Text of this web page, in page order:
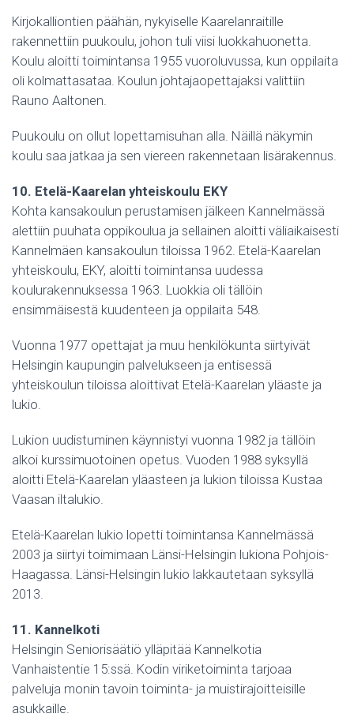
Kirjokalliontien päähän, nykyiselle Kaarelanraitille
rakennettiin puukoulu, johon tuli viisi luokkahuonetta.
Koulu aloitti toimintansa 1955 vuoroluvussa, kun oppilaita
oli kolmattasataa. Koulun johtajaopettajaksi valittiin
Rauno Aaltonen.
Puukoulu on ollut lopettamisuhan alla. Näillä näkymin
koulu saa jatkaa ja sen viereen rakennetaan lisärakennus.
10. Etelä-Kaarelan yhteiskoulu EKY
Kohta kansakoulun perustamisen jälkeen Kannelmässä
alettiin puuhata oppikoulua ja sellainen aloitti väliaikaisesti
Kannelmäen kansakoulun tiloissa 1962. Etelä-Kaarelan
yhteiskoulu, EKY, aloitti toimintansa uudessa
koulurakennuksessa 1963. Luokkia oli tällöin
ensimmäisestä kuudenteen ja oppilaita 548.
Vuonna 1977 opettajat ja muu henkilökunta siirtyivät
Helsingin kaupungin palvelukseen ja entisessä
yhteiskoulun tiloissa aloittivat Etelä-Kaarelan yläaste ja
lukio.
Lukion uudistuminen käynnistyi vuonna 1982 ja tällöin
alkoi kurssimuotoinen opetus. Vuoden 1988 syksyllä
aloitti Etelä-Kaarelan yläasteen ja lukion tiloissa Kustaa
Vaasan iltalukio.
Etelä-Kaarelan lukio lopetti toimintansa Kannelmässä
2003 ja siirtyi toimimaan Länsi-Helsingin lukiona Pohjois-
Haagassa. Länsi-Helsingin lukio lakkautetaan syksyllä
2013.
11. Kannelkoti
Helsingin Seniorisäätiö ylläpitää Kannelkotia
Vanhaistentie 15:ssä. Kodin viriketoiminta tarjoaa
palveluja monin tavoin toiminta- ja muistirajoitteisille
asukkaille.